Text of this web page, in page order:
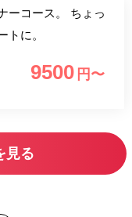
ース。 ちょっ
トに。
9500 円〜
見る